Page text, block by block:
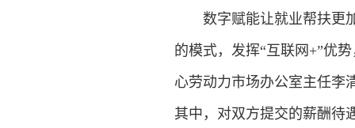
数字赋能让就业帮扶更
的模式，发挥“互联网+”优
心劳动力市场办公室主任李
其中，对双方提交的薪酬待